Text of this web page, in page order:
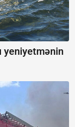
yeniyetmənin